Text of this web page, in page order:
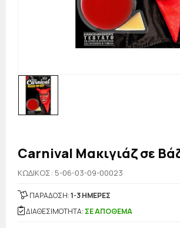
Carnival Μακιγιάζ σε
KΩΔΙΚΟΣ: 5-06-03-09-00023
ΠΑΡΑΔΟΣΗ:1-3 ΗΜΕΡΕΣ
ΔΙΑΘΕΣΙΜΟΤΗΤΑ: ΣΕ ΑΠΟΘΕΜΑ